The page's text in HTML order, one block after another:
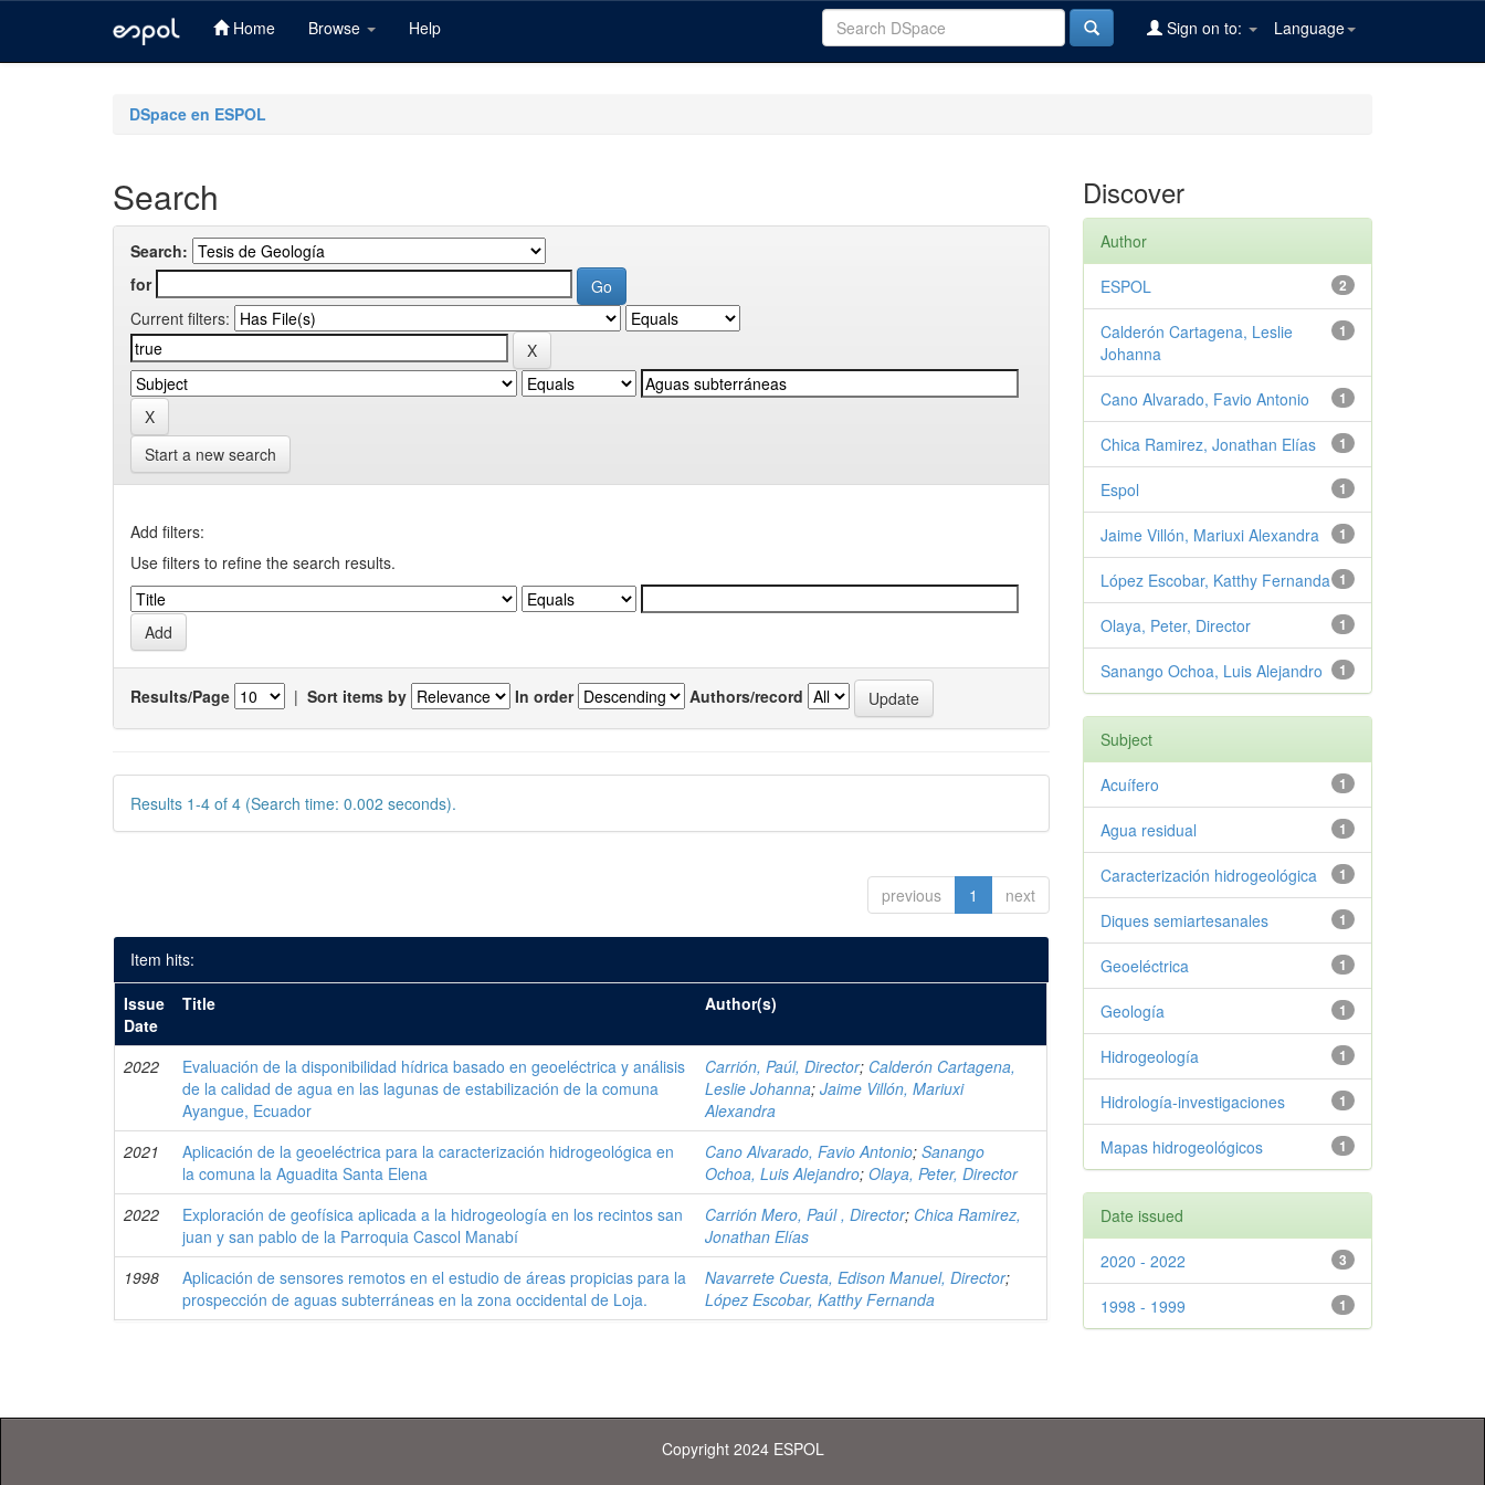
Home Browse Help Language
Sign on to:
DSpace en ESPOL
Search
Search:
for
Current filters:
Start a new search
Add filters:
Use filters to refine the search results.
Results/Page | Sort items by In order Authors/record
Results 1-4 of 4 (Search time: 0.002 seconds).
previous 1 next
Item hits:
Issue
Date
Title Author(s)
2022
Evaluación de la disponibilidad hídrica basado en geoeléctrica y análisis
de la calidad de agua en las lagunas de estabilización de la comuna
Ayangue, Ecuador
Carrión, Paúl, Director; Calderón Cartagena,
Leslie Johanna;Jaime Villón, Mariuxi
Alexandra
2021
Aplicación de la geoeléctrica para la caracterización hidrogeológica en
la comuna la Aguadita Santa Elena
Cano Alvarado, Favio Antonio;Sanango
Ochoa, Luis Alejandro;Olaya, Peter, Director
2022
Exploración de geofísica aplicada a la hidrogeología en los recintos san
juan y san pablo de la Parroquia Cascol Manabí
Carrión Mero, Paúl , Director; Chica Ramirez,
Jonathan Elías
1998
Aplicación de sensores remotos en el estudio de áreas propicias para la
prospección de aguas subterráneas en la zona occidental de Loja.
Navarrete Cuesta, Edison Manuel, Director;
López Escobar, Katthy Fernanda
Discover
Author
2
ESPOL
1
Calderón Cartagena, Leslie
Johanna
1
Cano Alvarado, Favio Antonio
1
Chica Ramirez, Jonathan Elías
1
Espol
1
Jaime Villón, Mariuxi Alexandra
1
López Escobar, Katthy Fernanda
1
Olaya, Peter, Director
1
Sanango Ochoa, Luis Alejandro
Subject
1
Acuífero
1
Agua residual
1
Caracterización hidrogeológica
1
Diques semiartesanales
1
Geoeléctrica
1
Geología
1
Hidrogeología
1
Hidrología-investigaciones
1
Mapas hidrogeológicos
Date issued
3
2020 - 2022
1
1998 - 1999
Copyright 2024 ESPOL